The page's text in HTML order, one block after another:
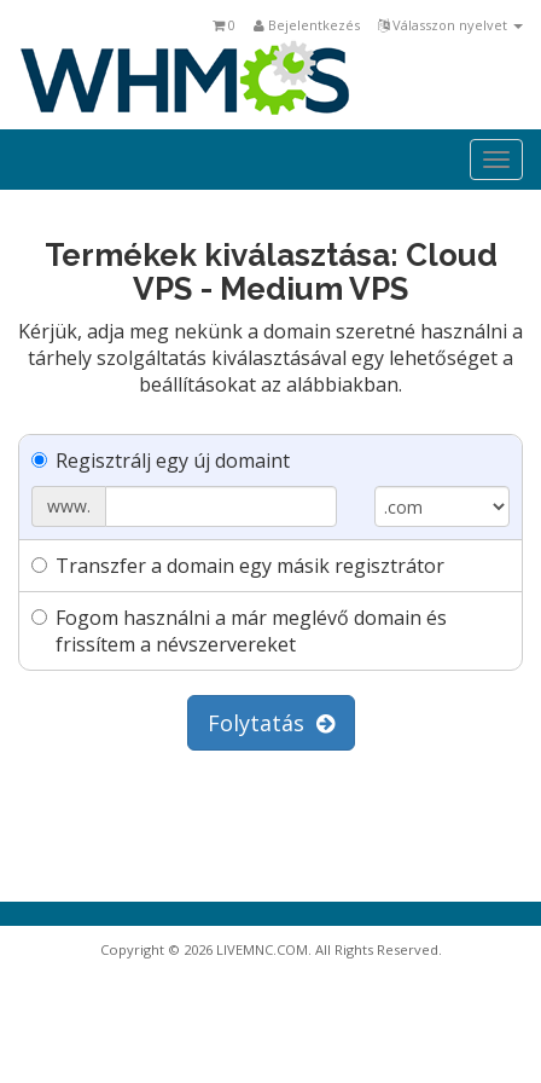
Válasszon nyelvet
Bejelentkezés
0
Termékek kiválasztása: Cloud
VPS - Medium VPS
Kérjük, adja meg nekünk a domain szeretné használni a
tárhely szolgáltatás kiválasztásával egy lehetőséget a
beállításokat az alábbiakban.
Regisztrálj egy új domaint
www.
Transzfer a domain egy másik regisztrátor
Fogom használni a már meglévő domain és
frissítem a névszervereket
Folytatás
Copyright © 2026 LIVEMNC.COM. All Rights Reserved.